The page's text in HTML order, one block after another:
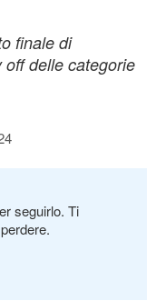
finale di
delle categorie
seguirlo. Ti